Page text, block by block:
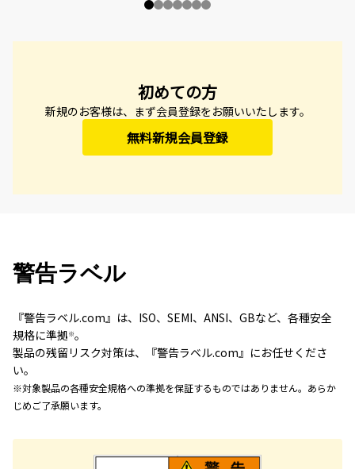
初めての方
新規のお客様は、まず会員登録をお願いいたします。
無料新規会員登録
警告ラベル
『警告ラベル.com』は、ISO、SEMI、ANSI、GBなど、各種安全
規格に準拠※。
製品の残留リスク対策は、『警告ラベル.com』にお任せくださ
い。
※対象製品の各種安全規格への準拠を保証するものではありません。あらか
じめご了承願います。